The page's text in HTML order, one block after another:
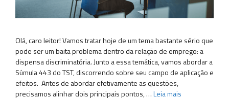
Olá, caro leitor! Vamos tratar hoje de um tema bastante sério que
pode ser um baita problema dentro da relação de emprego: a
dispensa discriminatória. Junto a essa temática, vamos abordar a
Súmula 443 do TST, discorrendo sobre seu campo de aplicação e
efeitos. Antes de abordar efetivamente as questões,
precisamos alinhar dois principais pontos, …Leia mais